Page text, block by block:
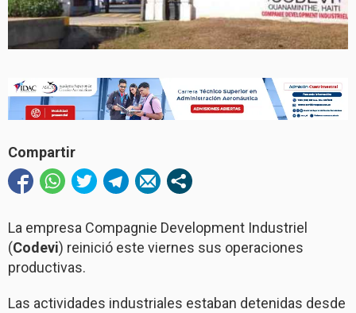
Compartir
La empresa Compagnie Development Industriel
(Codevi) reinició este viernes sus operaciones
productivas.
Las actividades industriales estaban detenidas desde